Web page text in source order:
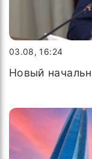
03.08, 16:24
Новый